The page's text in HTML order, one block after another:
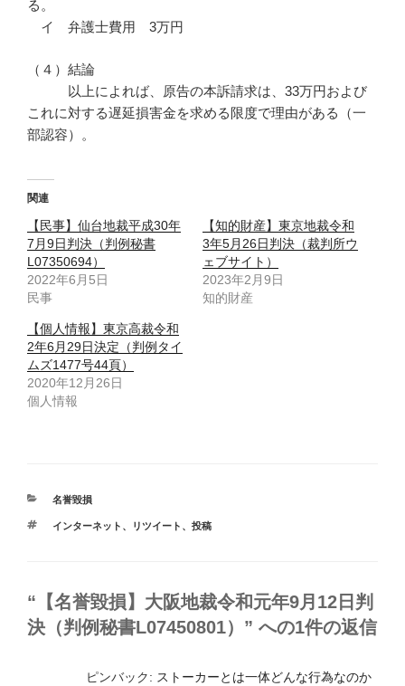
る。
イ 弁護士費用 3万円
（４）結論
以上によれば、原告の本訴請求は、33万円および
これに対する遅延損害金を求める限度で理由がある（一
部認容）。
関連
【民事】仙台地裁平成30年
7月9日判決（判例秘書
L07350694）
2022年6月5日
民事
【知的財産】東京地裁令和
3年5月26日判決（裁判所ウ
ェブサイト）
2023年2月9日
知的財産
【個人情報】東京高裁令和
2年6月29日決定（判例タイ
ムズ1477号44頁）
2020年12月26日
個人情報
カ
ゴ
名誉毀損
タ
インターネット 、 リツイート 、 投稿
“【名誉毀損】大阪地裁令和元年9月12日判
決（判例秘書L07450801）” への1件の返信
ピンバック: ストーカーとは一体どんな行為なのか